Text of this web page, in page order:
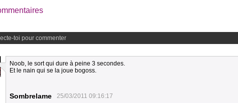
toi pour commenter
Noob, le sort qui dure à peine 3 secondes.
Et le nain qui se la joue bogoss.
Sombrelame 25/03/2011 09:16:17